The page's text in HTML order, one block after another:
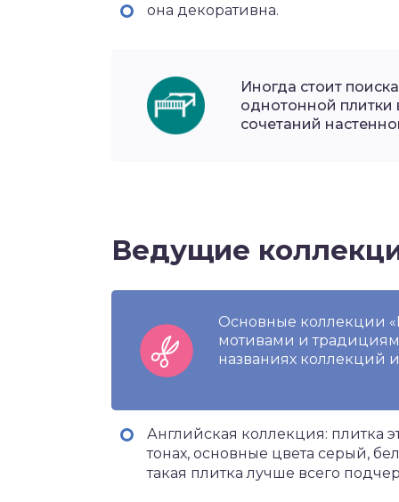
она декоративна.
Иногда стоит
однотонной плитки
сочетаний
Ведущие
Основные коллекции
мотивами и
названиях коллекций
Английская коллекция: плитка
тонах, основные цвета серый,
такая плитка лучше всего